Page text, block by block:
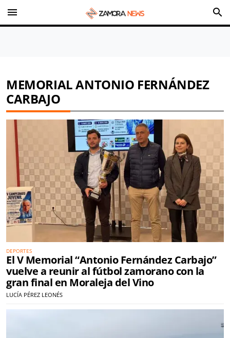
menu search
MEMORIAL ANTONIO FERNÁNDEZ
CARBAJO
DEPORTES
El V Memorial “Antonio Fernández Carbajo”
vuelve a reunir al fútbol zamorano con la
gran final en Moraleja del Vino
LUCÍA PÉREZ LEONÉS